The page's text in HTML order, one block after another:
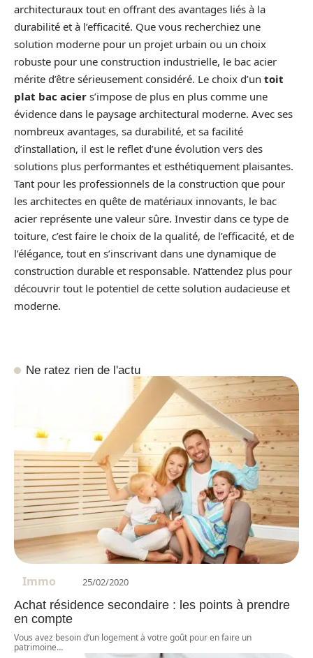
architecturaux tout en offrant des avantages liés à la
durabilité et à l’efficacité. Que vous recherchiez une
solution moderne pour un projet urbain ou un choix
robuste pour une construction industrielle, le bac acier
mérite d’être sérieusement considéré. Le choix d’un toit
plat bac acier s’impose de plus en plus comme une
évidence dans le paysage architectural moderne. Avec ses
nombreux avantages, sa durabilité, et sa facilité
d’installation, il est le reflet d’une évolution vers des
solutions plus performantes et esthétiquement plaisantes.
Tant pour les professionnels de la construction que pour
les architectes en quête de matériaux innovants, le bac
acier représente une valeur sûre. Investir dans ce type de
toiture, c’est faire le choix de la qualité, de l’efficacité, et de
l’élégance, tout en s’inscrivant dans une dynamique de
construction durable et responsable. N’attendez plus pour
découvrir tout le potentiel de cette solution audacieuse et
moderne.
Ne ratez rien de l'actu
Immo 25/02/2020
Achat résidence secondaire : les points à prendre
en compte
Vous avez besoin d’un logement à votre goût pour en faire un
patrimoine…